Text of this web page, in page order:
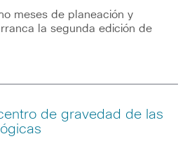
meses de planeación y
la segunda edición de
de gravedad de las